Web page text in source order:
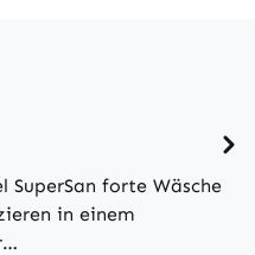
forte Wäsche
in einem